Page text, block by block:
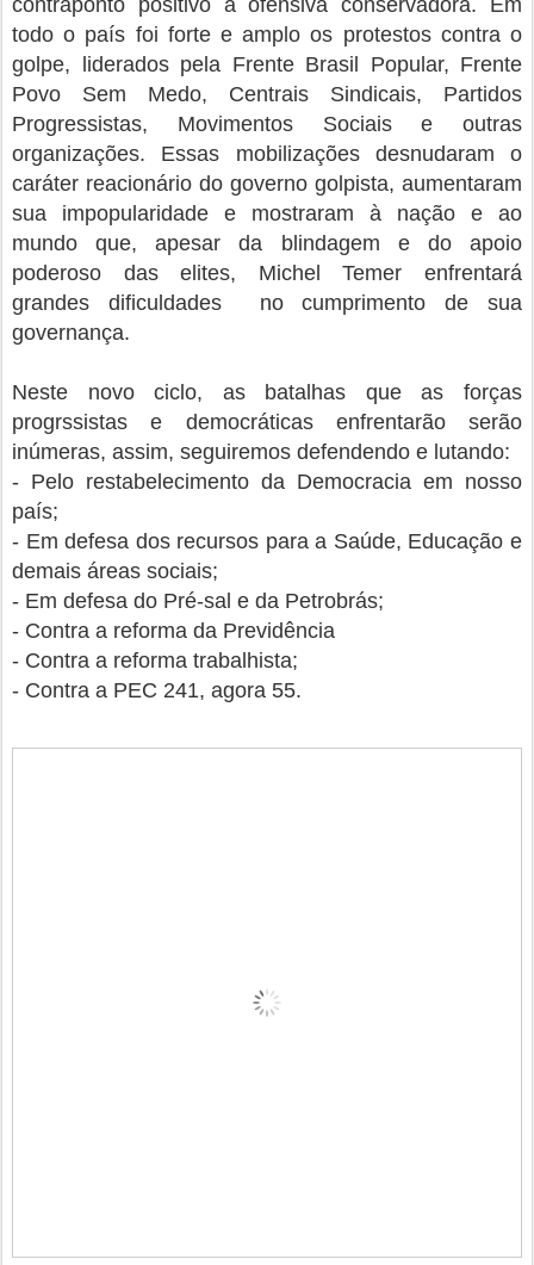
contraponto positivo à ofensiva conservadora. Em
todo o país foi forte e amplo os protestos contra o
golpe, liderados pela Frente Brasil Popular, Frente
Povo Sem Medo, Centrais Sindicais, Partidos
Progressistas, Movimentos Sociais e outras
organizações. Essas mobilizações desnudaram o
caráter reacionário do governo golpista, aumentaram
sua impopularidade e mostraram à nação e ao
mundo que, apesar da blindagem e do apoio
poderoso das elites, Michel Temer enfrentará
grandes dificuldades no cumprimento de sua
governança.
Neste novo ciclo, as batalhas que as forças
progrssistas e democráticas enfrentarão serão
inúmeras, assim, seguiremos defendendo e lutando:
- Pelo restabelecimento da Democracia em nosso
país;
- Em defesa dos recursos para a Saúde, Educação e
demais áreas sociais;
- Em defesa do Pré-sal e da Petrobrás;
- Contra a reforma da Previdência
- Contra a reforma trabalhista;
- Contra a PEC 241, agora 55.